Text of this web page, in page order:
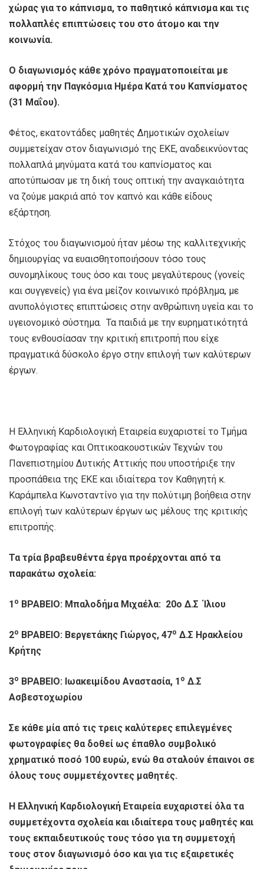
χώρας για το κάπνισμα, το παθητικό κάπνισμα και τις
πολλαπλές επιπτώσεις του στο άτομο και την
κοινωνία.
Ο διαγωνισμός κάθε χρόνο πραγματοποιείται με
αφορμή την Παγκόσμια Ημέρα Κατά του Καπνίσματος
(31 Μαΐου).
Φέτος, εκατοντάδες μαθητές Δημοτικών σχολείων
συμμετείχαν στον διαγωνισμό της ΕΚΕ, αναδεικνύοντας
πολλαπλά μηνύματα κατά του καπνίσματος και
αποτύπωσαν με τη δική τους οπτική την αναγκαιότητα
να ζούμε μακριά από τον καπνό και κάθε είδους
εξάρτηση.
Στόχος του διαγωνισμού ήταν μέσω της καλλιτεχνικής
δημιουργίας να ευαισθητοποιήσουν τόσο τους
συνομηλίκους τους όσο και τους μεγαλύτερους (γονείς
και συγγενείς) για ένα μείζον κοινωνικό πρόβλημα, με
ανυπολόγιστες επιπτώσεις στην ανθρώπινη υγεία και το
υγειονομικό σύστημα. Τα παιδιά με την ευρηματικότητά
τους ενθουσίασαν την κριτική επιτροπή που είχε
πραγματικά δύσκολο έργο στην επιλογή των καλύτερων
έργων.
Η Ελληνική Καρδιολογική Εταιρεία ευχαριστεί το Τμήμα
Φωτογραφίας και Οπτικοακουστικών Τεχνών του
Πανεπιστημίου Δυτικής Αττικής που υποστήριξε την
προσπάθεια της ΕΚΕ και ιδιαίτερα τον Καθηγητή κ.
Καράμπελα Κωνσταντίνο για την πολύτιμη βοήθεια στην
επιλογή των καλύτερων έργων ως μέλους της κριτικής
επιτροπής.
Τα τρία βραβευθέντα έργα προέρχονται από τα
παρακάτω σχολεία:
1 ο ΒΡΑΒΕΙΟ: Μπαλοδήμα Μιχαέλα: 20o Δ.Σ Ίλιου
2ο ΒΡΑΒΕΙΟ: Βεργετάκης Γιώργος, 47ο Δ.Σ Ηρακλείου
Κρήτης
3ο ΒΡΑΒΕΙΟ: Ιωακειμίδου Αναστασία, 1 ο Δ.Σ
Ασβεστοχωρίου
Σε κάθε μία από τις τρεις καλύτερες επιλεγμένες
φωτογραφίες θα δοθεί ως έπαθλο συμβολικό
χρηματικό ποσό 100 ευρώ, ενώ θα σταλούν έπαινοι σε
όλους τους συμμετέχοντες μαθητές.
Η Ελληνική Καρδιολογική Εταιρεία ευχαριστεί όλα τα
συμμετέχοντα σχολεία και ιδιαίτερα τους μαθητές και
τους εκπαιδευτικούς τους τόσο για τη συμμετοχή
τους στον διαγωνισμό όσο και για τις εξαιρετικές